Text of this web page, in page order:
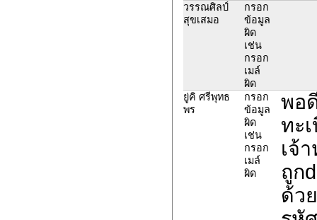
วรรณศิลป์
สุขเสมอ
กรอก
ข้อมูล
ผิด
เช่น
กรอก
เมล์
ผิด
ยู่คิ ศรีพุทธ
พร
กรอก
ข้อมูล
ผิด
เช่น
กรอก
เมล์
ผิด
พอ
ทะ
เจ้
ถูก
ด้ว